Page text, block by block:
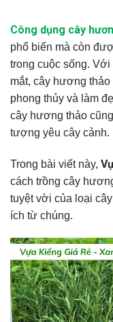
Công dụng cây
phổ biến mà còn
trong cuộc sống.
mắt, cây hương
phong thủy và làm
cây hương thảo
tượng yêu cây cảnh.
Trong bài viết này,
cách trồng cây
tuyệt vời của loại
ích từ chúng.